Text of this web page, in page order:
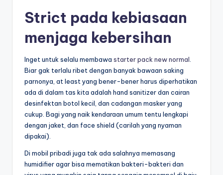
Strict pada kebiasaan
menjaga kebersihan
Inget untuk selalu membawa starter pack new normal
Biar gak terlalu ribet dengan banyak bawaan saking
parnonya, at least yang bener-bener harus diperhatikan
ada di dalam tas kita adalah hand sanitizer dan cairan
desinfektan botol kecil, dan cadangan masker yang
cukup. Bagi yang naik kendaraan umum tentu lengkapi
dengan jaket, dan face shield (carilah yang nyaman
dipakai).
Di mobil pribadi juga tak ada salahnya memasang
humidifier agar bisa mematikan bakteri-bakteri dan